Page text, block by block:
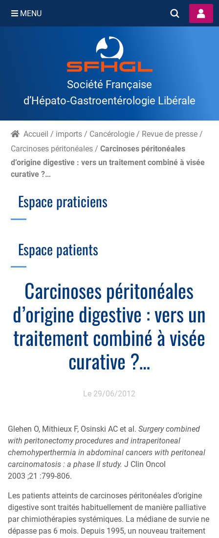
Skip
MENU
Société Française
d’Hépato‑Gastroentérologie Libérale
Accueil / imports / Cancérologie / Revue de presse /
Carcinoses péritonéales /Carcinoses péritonéales
d’origine digestive : vers un traitement combiné à visée
curative ?…
Carcinoses péritonéales
d’origine digestive : vers un
traitement combiné à visée
curative ?…
Le 29/06/2012
Glehen O, Mithieux F, Osinski AC et al. Surgery combined
with peritonectomy procedures and intraperitoneal
chemohyperthermia in abdominal cancers with peritoneal
carcinomatosis : a phase II study. J Clin Oncol
2003 ;21 :799-806.
Les patients atteints de carcinoses péritonéales d’origine
digestive sont traités habituellement de manière palliative
par chimiothérapies systémiques. La médiane de survie ne
dépasse pas 6 mois. Depuis 1995, un nouveau traitement
Espace praticiens
Échographie
Gastro-pédiatrie
Hépatologie
MICI
Motricité
Cotation des actes, lien avec les syndicats
Juridique
Plateau technique
Espace patients
Estomac
Foie
Nutrition
Pancréas
Rectum et anus
My MICI Book
Qu’est-ce que la coloscopie ?